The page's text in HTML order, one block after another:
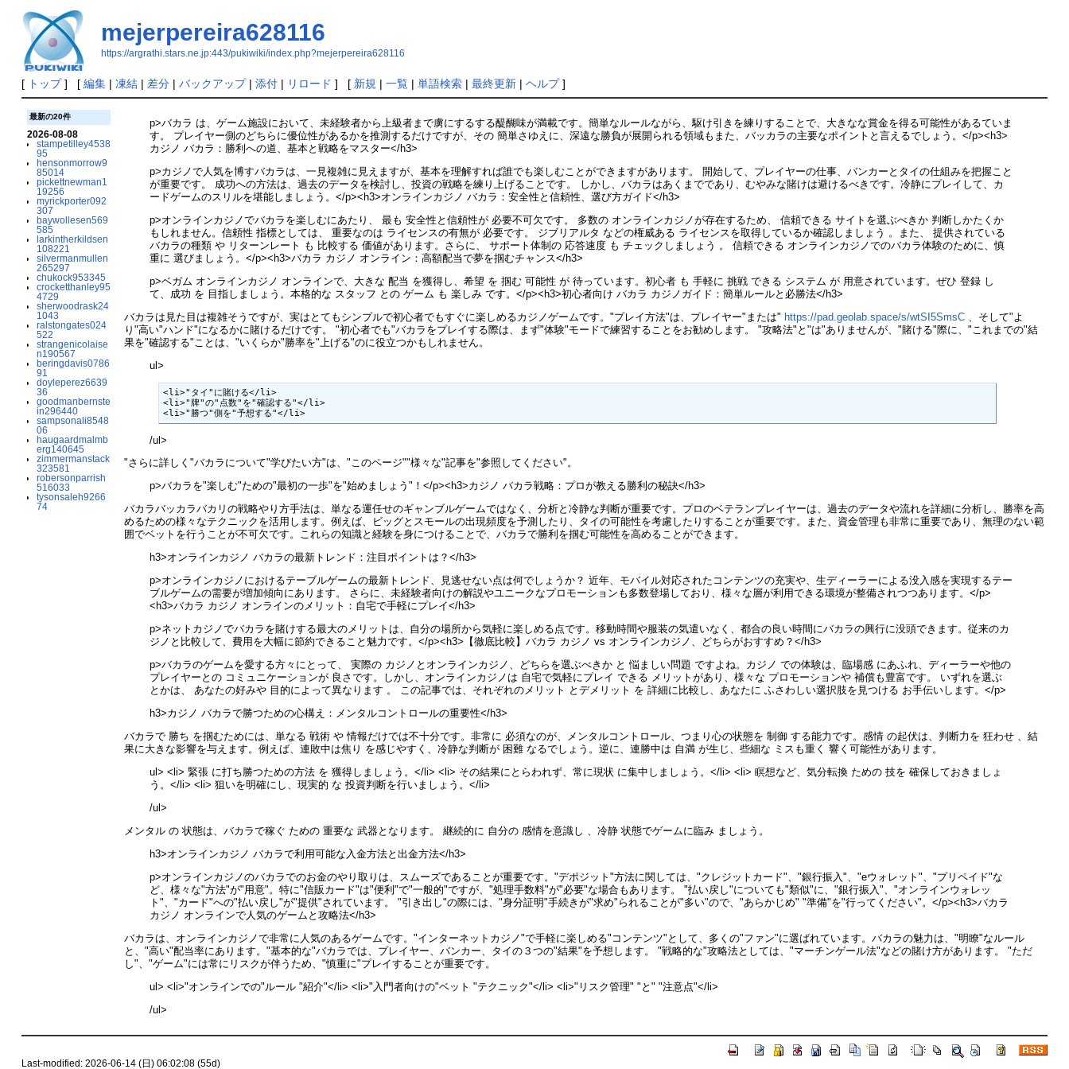
mejerpereira628116
https://argrathi.stars.ne.jp:443/pukiwiki/index.php?mejerpereira628116
[ トップ] [ 編集| 凍結| 差分| バックアップ| 添付| リロード ] [ 新規 | 一覧| 単語検索| 最終更新| ヘルプ]
最新の20件
2026-08-08
stampetilley4538
95
hensonmorrow9
85014
pickettnewman1
19256
myrickporter092
307
baywollesen569
585
larkintherkildsen
108221
silvermanmullen
265297
chukock953345
crocketthanley95
4729
sherwoodrask24
1043
ralstongates024
522
strangenicolaise
n190567
beringdavis0786
91
doyleperez6639
36
goodmanbernste
in296440
sampsonali8548
06
haugaardmalmb
erg140645
zimmermanstack
323581
robersonparrish
516033
tysonsaleh9266
74
p>バカラ は、ゲーム施設において、未経験者から上級者まで虜にするする醍醐味が満載です。簡単なルールながら、駆け引きを練りすることで、大きなな賞金を得る可能性があるていま
す。 プレイヤー側のどちらに優位性があるかを推測するだけですが、その 簡単さゆえに、深遠な勝負が展開られる領域もまた、バッカラの主要なポイントと言えるでしょう。</p><h3>
カジノ バカラ：勝利への道、基本と戦略をマスター</h3>
p>カジノで人気を博すバカラは、一見複雑に見えますが、基本を理解すれば誰でも楽しむことができますがあります。 開始して、プレイヤーの仕事、バンカーとタイの仕組みを把握こと
が重要です。 成功への方法は、過去のデータを検討し、投資の戦略を練り上げることです。 しかし、バカラはあくまでであり、むやみな賭けは避けるべきです。冷静にプレイして、カ
ードゲームのスリルを堪能しましょう。</p><h3>オンラインカジノ バカラ：安全性と信頼性、選び方ガイド</h3>
p>オンラインカジノでバカラを楽しむにあたり、 最も 安全性と信頼性が 必要不可欠です。 多数の オンラインカジノが存在するため、 信頼できる サイトを選ぶべきか 判断しかたくか
もしれません。信頼性 指標としては、 重要なのは ライセンスの有無が 必要です。 ジブリアルタ などの権威ある ライセンスを取得しているか確認しましょう 。また、 提供されている
バカラの種類 や リターンレート も 比較する 価値があります。さらに、 サポート体制の 応答速度 も チェックしましょう 。 信頼できる オンラインカジノでのバカラ体験のために、慎
重に 選びましょう。</p><h3>バカラ カジノ オンライン：高額配当で夢を掴むチャンス</h3>
p>ベガム オンラインカジノ オンラインで、大きな 配当 を獲得し、希望 を 掴む 可能性 が 待っています。初心者 も 手軽に 挑戦 できる システム が 用意されています。ぜひ 登録 し
て、成功 を 目指しましょう。本格的な スタッフ との ゲーム も 楽しみ です。</p><h3>初心者向け バカラ カジノガイド：簡単ルールと必勝法</h3>
バカラは見た目は複雑そうですが、実はとてもシンプルで初心者でもすぐに楽しめるカジノゲームです。"プレイ方法"は、プレイヤー"または" https://pad.geolab.space/s/wtSI5SmsC 、そして"よ
り"高い"ハンド"になるかに賭けるだけです。 "初心者でも"バカラをプレイする際は、まず"体験"モードで練習することをお勧めします。 "攻略法"と"は"ありませんが、"賭ける"際に、"これまでの"結
果を"確認する"ことは、"いくらか"勝率を"上げる"のに役立つかもしれません。
ul>
<li>"タイ"に賭ける</li>
<li>"牌"の"点数"を"確認する"</li>
<li>"勝つ"側を"予想する"</li>
/ul>
"さらに詳しく"バカラについて"学びたい方"は、"このページ""様々な"記事を"参照してください"。
p>バカラを"楽しむ"ための"最初の一歩"を"始めましょう"！</p><h3>カジノ バカラ戦略：プロが教える勝利の秘訣</h3>
バカラバッカラバカリの戦略やり方手法は、単なる運任せのギャンブルゲームではなく、分析と冷静な判断が重要です。プロのベテランプレイヤーは、過去のデータや流れを詳細に分析し、勝率を高
めるための様々なテクニックを活用します。例えば、ビッグとスモールの出現頻度を予測したり、タイの可能性を考慮したりすることが重要です。また、資金管理も非常に重要であり、無理のない範
囲でベットを行うことが不可欠です。これらの知識と経験を身につけることで、バカラで勝利を掴む可能性を高めることができます。
h3>オンラインカジノ バカラの最新トレンド：注目ポイントは？</h3>
p>オンラインカジノにおけるテーブルゲームの最新トレンド、見逃せない点は何でしょうか？ 近年、モバイル対応されたコンテンツの充実や、生ディーラーによる没入感を実現するテー
ブルゲームの需要が増加傾向にあります。 さらに、未経験者向けの解説やユニークなプロモーションも多数登場しており、様々な層が利用できる環境が整備されつつあります。</p>
<h3>バカラ カジノ オンラインのメリット：自宅で手軽にプレイ</h3>
p>ネットカジノでバカラを賭けする最大のメリットは、自分の場所から気軽に楽しめる点です。移動時間や服装の気遣いなく、都合の良い時間にバカラの興行に没頭できます。従来のカ
ジノと比較して、費用を大幅に節約できること魅力です。</p><h3>【徹底比較】バカラ カジノ vs オンラインカジノ、どちらがおすすめ？</h3>
p>バカラのゲームを愛する方々にとって、 実際の カジノとオンラインカジノ、どちらを選ぶべきか と 悩ましい問題 ですよね。カジノ での体験は、臨場感 にあふれ、ディーラーや他の
プレイヤーとの コミュニケーションが 良さです。しかし、オンラインカジノは 自宅で気軽にプレイ できる メリットがあり、様々な プロモーションや 補償も豊富です。 いずれを選ぶ
とかは、 あなたの好みや 目的によって異なります 。 この記事では、それぞれのメリット とデメリット を 詳細に比較し、あなたに ふさわしい選択肢を見つける お手伝いします。</p>
h3>カジノ バカラで勝つための心構え：メンタルコントロールの重要性</h3>
バカラで 勝ち を掴むためには、単なる 戦術 や 情報だけでは不十分です。非常に 必須なのが、メンタルコントロール、つまり心の状態を 制御 する能力です。感情 の起伏は、判断力を 狂わせ 、結
果に大きな影響を与えます。例えば、連敗中は焦り を感じやすく、冷静な判断が 困難 なるでしょう。逆に、連勝中は 自満 が生じ、些細な ミスも重く 響く可能性があります。
ul> <li> 緊張 に打ち勝つための方法 を 獲得しましょう。</li> <li> その結果にとらわれず、常に現状 に集中しましょう。</li> <li> 瞑想など、気分転換 ための 技を 確保しておきましょ
う。</li> <li> 狙いを明確にし、現実的 な 投資判断を行いましょう。</li>
/ul>
メンタル の 状態は、バカラで稼ぐ ための 重要な 武器となります。 継続的に 自分の 感情を意識し 、冷静 状態でゲームに臨み ましょう。
h3>オンラインカジノ バカラで利用可能な入金方法と出金方法</h3>
p>オンラインカジノのバカラでのお金のやり取りは、スムーズであることが重要です。"デポジット"方法に関しては、"クレジットカード"、"銀行振入"、"eウォレット"、"プリペイド"な
ど、様々な"方法"が"用意"。特に"信販カード"は"便利"で"一般的"ですが、"処理手数料"が"必要"な場合もあります。 "払い戻し"についても"類似"に、"銀行振入"、"オンラインウォレッ
ト"、"カード"への"払い戻し"が"提供"されています。 "引き出し"の際には、"身分証明"手続きが"求め"られることが"多い"ので、"あらかじめ" "準備"を"行ってください"。</p><h3>バカラ
カジノ オンラインで人気のゲームと攻略法</h3>
バカラは、オンラインカジノで非常に人気のあるゲームです。"インターネットカジノ"で手軽に楽しめる"コンテンツ"として、多くの"ファン"に選ばれています。バカラの魅力は、"明瞭"なルール
と、"高い"配当率にあります。"基本的な"バカラでは、プレイヤー、バンカー、タイの３つの"結果"を予想します。 "戦略的な"攻略法としては、"マーチンゲール法"などの賭け方があります。 "ただ
し"、"ゲーム"には常にリスクが伴うため、"慎重に"プレイすることが重要です。
ul> <li>"オンラインでの"ルール "紹介"</li> <li>"入門者向けの"ベット "テクニック"</li> <li>"リスク管理" "と" "注意点"</li>
/ul>
Last-modified: 2026-06-14 (日) 06:02:08 (55d)